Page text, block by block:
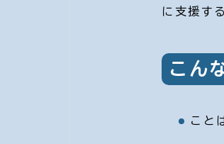
に支援す
こん
こと